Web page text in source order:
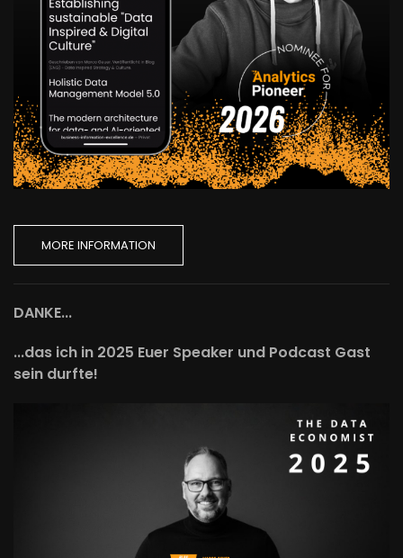
MORE INFORMATION
DANKE...
...das ich in 2025 Euer Speaker und Podcast Gast
sein durfte!